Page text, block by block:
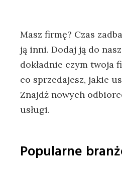
Masz firmę? Czas
ją inni. Dodaj ją do
dokładnie czym twoja
co sprzedajesz, jakie
Znajdź nowych
usługi.
Popularne